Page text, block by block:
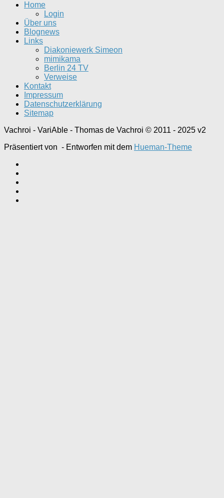
Home
Login
Über uns
Blognews
Links
Diakoniewerk Simeon
mimikama
Berlin 24 TV
Verweise
Kontakt
Impressum
Datenschutzerklärung
Sitemap
Vachroi - VariAble - Thomas de Vachroi © 2011 - 2025 v2
Präsentiert von - Entworfen mit dem Hueman-Theme